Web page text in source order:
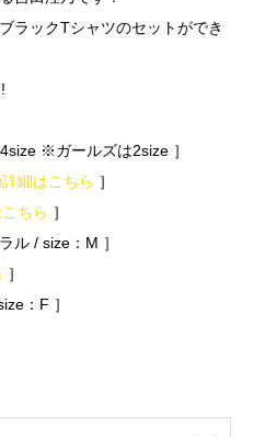
ラックTシャツのセットができ
size ※ガールズは2size ］
細はこちら ］
ちら ］
ル / size：M ］
］
：F ］